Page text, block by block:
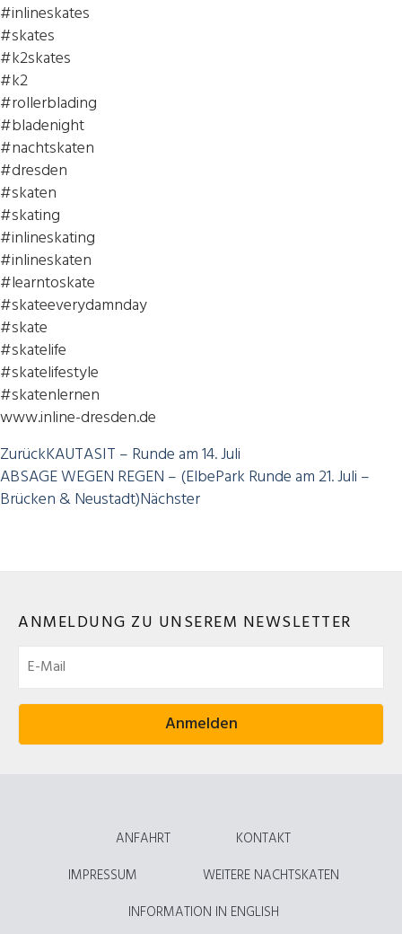
#inlineskates
#skates
#k2skates
#k2
#rollerblading
#bladenight
#nachtskaten
#dresden
#skaten
#skating
#inlineskating
#inlineskaten
#learntoskate
#skateeverydamnday
#skate
#skatelife
#skatelifestyle
#skatenlernen
www.inline-dresden.de
ZurückKAUTASIT – Runde am 14. Juli
ABSAGE WEGEN REGEN – (ElbePark Runde am 21. Juli –
Brücken & Neustadt)Nächster
ANMELDUNG ZU UNSEREM NEWSLETTER
ANFAHRT
KONTAKT
IMPRESSUM
WEITERE NACHTSKATEN
INFORMATION IN ENGLISH